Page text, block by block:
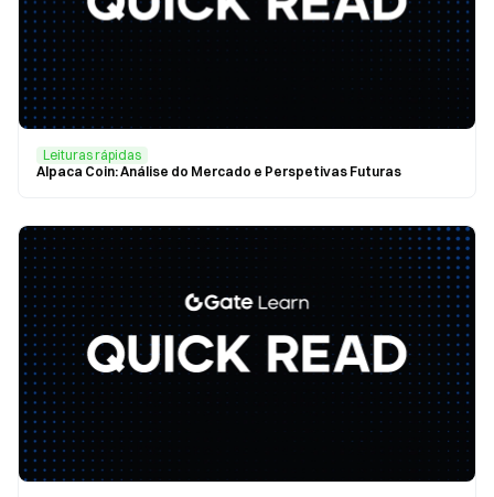
Leituras rápidas
Alpaca Coin: Análise do Mercado e Perspetivas Futuras